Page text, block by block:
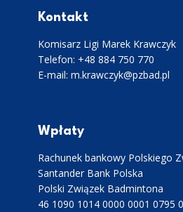
Kontakt
Komisarz Ligi Marek Krawczyk
Telefon: +48 884 750 770
E-mail: m.krawczyk@pzbad.pl
Wpłaty
Rachunek bankowy Polskiego
Santander Bank Polska
Polski Związek Badmintona
46 1090 1014 0000 0001 0795